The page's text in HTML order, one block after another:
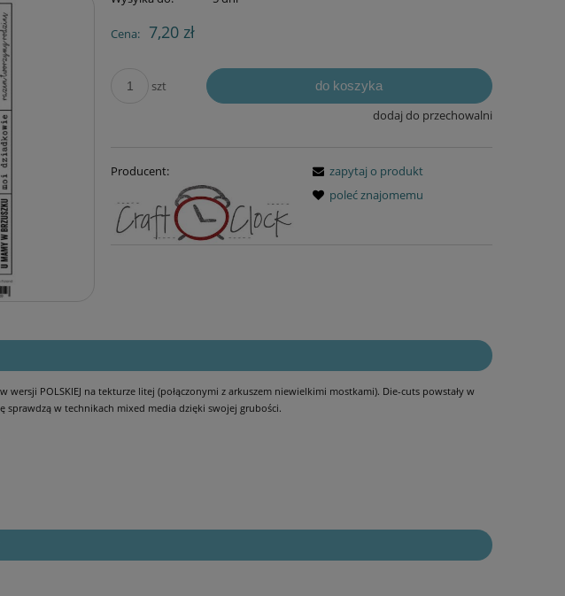
Cena: 7,20 zł
szt do koszyka
dodaj do przechowalni
Producent:
zapytaj o produkt
poleć znajomemu
wersji POLSKIEJ na tekturze litej (połączonymi z arkuszem niewielkimi mostkami). Die-cuts powstały w
sprawdzą w technikach mixed media dzięki swojej grubości.